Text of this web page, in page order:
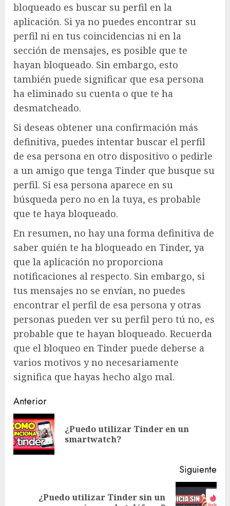
bloqueado es buscar su perfil en la
aplicación. Si ya no puedes encontrar su
perfil ni en tus coincidencias ni en la
sección de mensajes, es posible que te
hayan bloqueado. Sin embargo, esto
también puede significar que esa persona
ha eliminado su cuenta o que te ha
desmatcheado.
Si deseas obtener una confirmación más
definitiva, puedes intentar buscar el perfil
de esa persona en otro dispositivo o pedirle
a un amigo que tenga Tinder que busque su
perfil. Si esa persona aparece en su
búsqueda pero no en la tuya, es probable
que te haya bloqueado.
En resumen, no hay una forma definitiva de
saber quién te ha bloqueado en Tinder, ya
que la aplicación no proporciona
notificaciones al respecto. Sin embargo, si
tus mensajes no se envían, no puedes
encontrar el perfil de esa persona y otras
personas pueden ver su perfil pero tú no, es
probable que te hayan bloqueado. Recuerda
que el bloqueo en Tinder puede deberse a
varios motivos y no necesariamente
significa que hayas hecho algo mal.
Navegación
de
entradas
Anterior
¿Puedo utilizar Tinder en un
smartwatch?
Siguiente
Siguiente¿Puedo utilizar Tinder sin un